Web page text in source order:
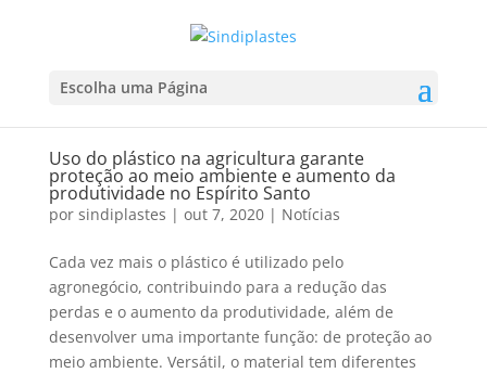
Escolha uma Página
Uso do plástico na agricultura garante
proteção ao meio ambiente e aumento da
produtividade no Espírito Santo
por sindiplastes | out 7, 2020| Notícias
Cada vez mais o plástico é utilizado pelo
agronegócio, contribuindo para a redução das
perdas e o aumento da produtividade, além de
desenvolver uma importante função: de proteção ao
meio ambiente. Versátil, o material tem diferentes